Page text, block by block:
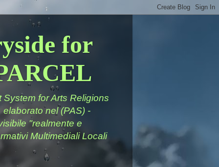
for
for Arts Religions
nel (PAS) -
"realmente e
Multimediali Locali